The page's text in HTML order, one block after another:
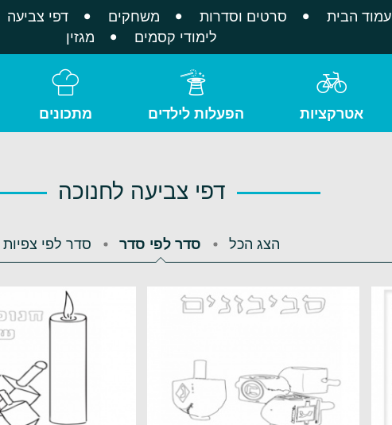
עמוד הבית סרטים וסדרות משחקים דפי צביעה
לימודי קסמים
מגזין
אטרקציות הפעלות לילדים מתכונים
דפי צביעה לחנוכה
הצג הכל סדר לפי סדר סדר לפי צפיות